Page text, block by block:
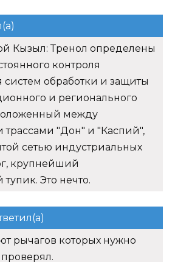
Кызыл: Тренол определены
контроля
систем обработки и защиты
и регионального
между
"Дон" и "Каспий",
сетью индустриальных
крупнейший
Это нечто.
рычагов которых нужно